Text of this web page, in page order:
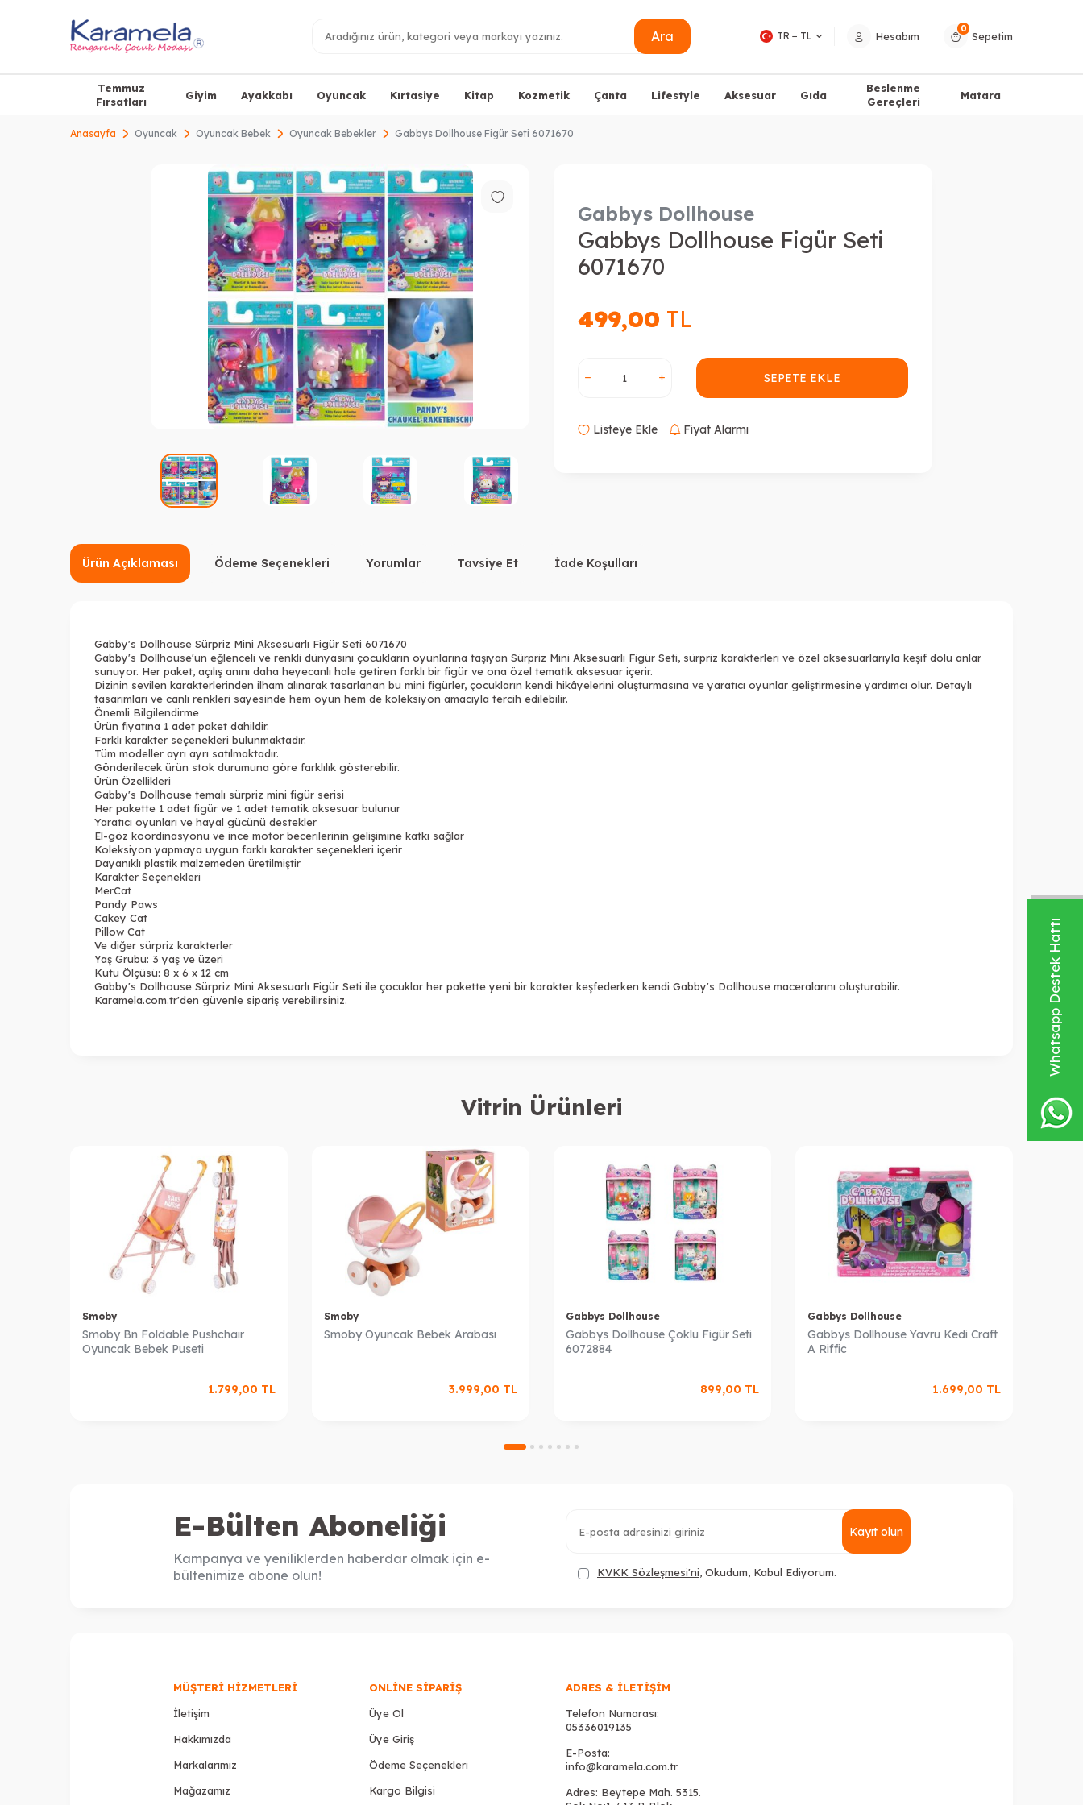
Whatsapp Destek Hattı
Ara TR − TL Hesabım
0
Sepetim
Temmuz
Fırsatları
Giyim Ayakkabı Oyuncak Kırtasiye Kitap Kozmetik Çanta Lifestyle Aksesuar Gıda
Beslenme
Gereçleri
Matara
Anasayfa Oyuncak Oyuncak Bebek Oyuncak Bebekler Gabbys Dollhouse Figür Seti 6071670
Gabbys Dollhouse
Gabbys Dollhouse Figür Seti
6071670
499,00 TL
SEPETE EKLE
Listeye Ekle Fiyat Alarmı
Ürün Açıklaması Ödeme Seçenekleri Yorumlar Tavsiye Et İade Koşulları
Gabby's Dollhouse Sürpriz Mini Aksesuarlı Figür Seti 6071670
Gabby's Dollhouse'un eğlenceli ve renkli dünyasını çocukların oyunlarına taşıyan Sürpriz Mini Aksesuarlı Figür Seti, sürpriz karakterleri ve özel aksesuarlarıyla keşif dolu anlar
sunuyor. Her paket, açılış anını daha heyecanlı hale getiren farklı bir figür ve ona özel tematik aksesuar içerir.
Dizinin sevilen karakterlerinden ilham alınarak tasarlanan bu mini figürler, çocukların kendi hikâyelerini oluşturmasına ve yaratıcı oyunlar geliştirmesine yardımcı olur. Detaylı
tasarımları ve canlı renkleri sayesinde hem oyun hem de koleksiyon amacıyla tercih edilebilir.
Önemli Bilgilendirme
Ürün fiyatına 1 adet paket dahildir.
Farklı karakter seçenekleri bulunmaktadır.
Tüm modeller ayrı ayrı satılmaktadır.
Gönderilecek ürün stok durumuna göre farklılık gösterebilir.
Ürün Özellikleri
Gabby's Dollhouse temalı sürpriz mini figür serisi
Her pakette 1 adet figür ve 1 adet tematik aksesuar bulunur
Yaratıcı oyunları ve hayal gücünü destekler
El-göz koordinasyonu ve ince motor becerilerinin gelişimine katkı sağlar
Koleksiyon yapmaya uygun farklı karakter seçenekleri içerir
Dayanıklı plastik malzemeden üretilmiştir
Karakter Seçenekleri
MerCat
Pandy Paws
Cakey Cat
Pillow Cat
Ve diğer sürpriz karakterler
Yaş Grubu: 3 yaş ve üzeri
Kutu Ölçüsü: 8 x 6 x 12 cm
Gabby's Dollhouse Sürpriz Mini Aksesuarlı Figür Seti ile çocuklar her pakette yeni bir karakter keşfederken kendi Gabby's Dollhouse maceralarını oluşturabilir.
Karamela.com.tr'den güvenle sipariş verebilirsiniz.
Vitrin Ürünleri
Smoby
Smoby Bn Foldable Pushchaır
Oyuncak Bebek Puseti
1.799,00 TL
Smoby
Smoby Oyuncak Bebek Arabası
3.999,00 TL
Gabbys Dollhouse
Gabbys Dollhouse Çoklu Figür Seti
6072884
899,00 TL
Gabbys Dollhouse
Gabbys Dollhouse Yavru Kedi Craft
A Riffic
1.699,00 TL
E-Bülten Aboneliği
Kampanya ve yeniliklerden haberdar olmak için e-
bültenimize abone olun!
Kayıt olun
KVKK Sözleşmesi'ni, Okudum, Kabul Ediyorum.
MÜŞTERI HIZMETLERI
İletişim
Hakkımızda
Markalarımız
Mağazamız
ONLINE SIPARIŞ
Üye Ol
Üye Giriş
Ödeme Seçenekleri
Kargo Bilgisi
ADRES & İLETIŞIM
Telefon Numarası:
05336019135
E-Posta:
info@karamela.com.tr
Adres: Beytepe Mah. 5315.